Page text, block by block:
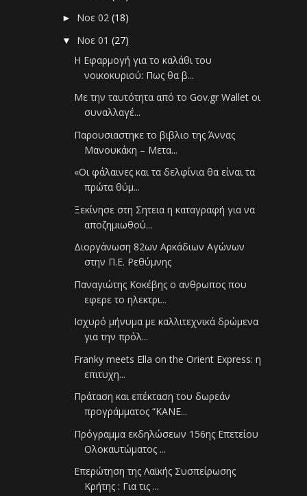
► Νοε 02(18)
▼ Νοε 01(27)
Η Εφαρμογή για το καλάθι του
νοικοκυριού: Πως θα β...
Με την ταυτότητα από τo Gov.gr Wallet οι
συναλλαγέ...
Παρουσιαστηκε το βιβλιο της Άννας
Μανουκάκη – Μετα...
«Οι φάλαινες και τα δελφίνια θα είναι τα
πρώτα θύμ...
Ξεκίνησε στη Σητεια η καταγραφή για να
αποζημιωθού...
Διοργάνωση 82ων Αρκάδιων Αγώνων
στην Π.Ε. Ρεθύμνης
Παναγιώτης Κοκέβης ο ανθρωπος που
εφερε το ηλεκτρι...
Ισχυρό μήνυμα με καλλιτεχνικά δρώμενα
για την πρόλ...
Franky meets Ella on the Orient Express: η
επιτυχη...
Πράταση και επέκταση του δωρεάν
προγράμματος “ΚΑΝΕ...
Πρόγραμμα εκδηλώσεων 156ης Επετείου
Ολοκαυτώματος ...
Επερώτηση της Λαϊκής Συσπείρωσης
Κρήτης : Για τις ...